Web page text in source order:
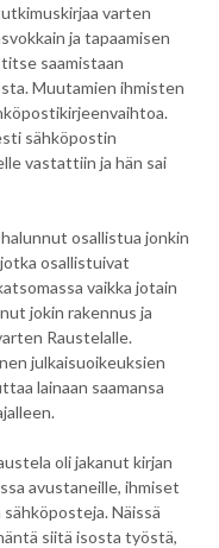
varten
ja tapaamisen
saamistaan
Muutamien ihmisten
sähköpostin
vastattiin ja hän sai
osallistua jonkin
osallistuivat
vaikka jotain
jokin rakennus ja
Raustelalle.
julkaisuoikeuksien
lainaan saamansa
oli jakanut kirjan
avustaneille, ihmiset
Näissä
siitä isosta työstä,